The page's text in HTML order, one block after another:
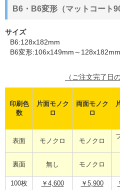
B6・B6変形（マットコート
サイズ
B6:128x182mm
B6変形:106x149mm～
（ご注文完了日
印刷色
数
片面モノク
ロ
両面モノク
ロ
表面 モノクロ モノクロ
裏面 無し モノクロ
100枚 ￥4,600 ￥5,900